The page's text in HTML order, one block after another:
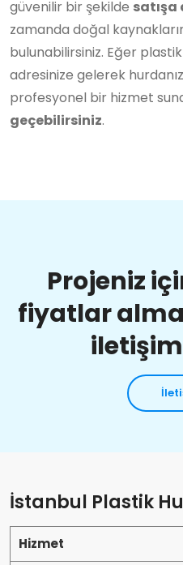
güvenilir bir şekilde
zamanda doğal
bulunabilirsiniz. Eğer
adresinize gelerek
profesyonel bir hizmet
geçebilirsiniz.
Projeniz
fiyatlar
İstanbul Plastik
Hizmet